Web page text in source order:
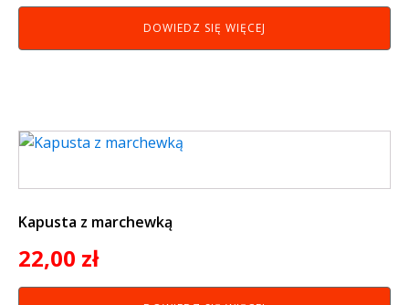
DOWIEDZ SIĘ WIĘCEJ
Kapusta z marchewką
22,00 zł